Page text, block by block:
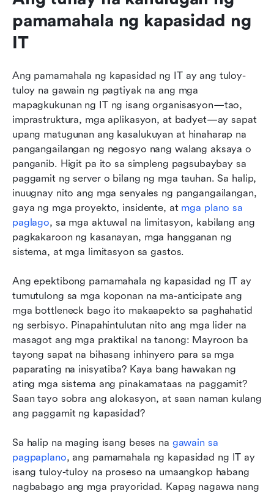
pamamahala ng kapasidad ng
IT
Ang pamamahala ng kapasidad ng IT ay ang tuloy-
tuloy na gawain ng pagtiyak na ang mga
mapagkukunan ng IT ng isang organisasyon—tao,
imprastruktura, mga aplikasyon, at badyet—ay sapat
upang matugunan ang kasalukuyan at hinaharap na
pangangailangan ng negosyo nang walang aksaya o
panganib. Higit pa ito sa simpleng pagsubaybay sa
paggamit ng server o bilang ng mga tauhan. Sa halip,
inuugnay nito ang mga senyales ng pangangailangan,
gaya ng mga proyekto, insidente, at mga plano sa
paglago, sa mga aktuwal na limitasyon, kabilang ang
pagkakaroon ng kasanayan, mga hangganan ng
sistema, at mga limitasyon sa gastos.
Ang epektibong pamamahala ng kapasidad ng IT ay
tumutulong sa mga koponan na ma-anticipate ang
mga bottleneck bago ito makaapekto sa paghahatid
ng serbisyo. Pinapahintulutan nito ang mga lider na
masagot ang mga praktikal na tanong: Mayroon ba
tayong sapat na bihasang inhinyero para sa mga
paparating na inisyatiba? Kaya bang hawakan ng
ating mga sistema ang pinakamataas na paggamit?
Saan tayo sobra ang alokasyon, at saan naman kulang
ang paggamit ng kapasidad?
Sa halip na maging isang beses na gawain sa
pagpaplano, ang pamamahala ng kapasidad ng IT ay
isang tuloy-tuloy na proseso na umaangkop habang
nagbabago ang mga prayoridad. Kapag nagawa nang